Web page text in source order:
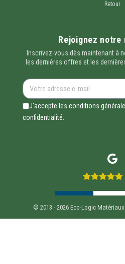
Retour
Rejoignez
Inscrivez-vous dès maintenant à
les dernières offres et les
J'accepte les conditions
confidentialité.
© 2013 - 2026 Eco-Logic Matériaux